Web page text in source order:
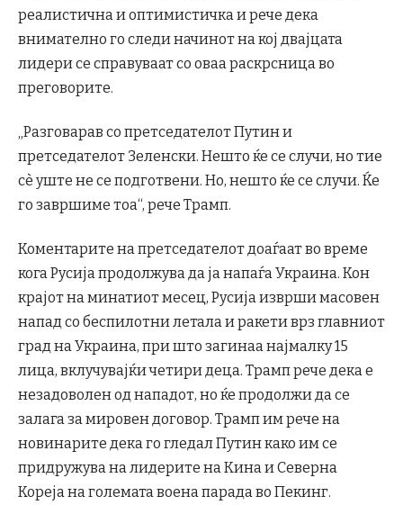
реалистична и оптимистичка и рече дека
внимателно го следи начинот на кој двајцата
лидери се справуваат со оваа раскрсница во
преговорите.
„Разговарав со претседателот Путин и
претседателот Зеленски. Нешто ќе се случи, но тие
сè уште не се подготвени. Но, нешто ќе се случи. Ќе
го завршиме тоа“, рече Трамп.
Коментарите на претседателот доаѓаат во време
кога Русија продолжува да ја напаѓа Украина. Кон
крајот на минатиот месец, Русија изврши масовен
напад со беспилотни летала и ракети врз главниот
град на Украина, при што загинаа најмалку 15
лица, вклучувајќи четири деца. Трамп рече дека е
незадоволен од нападот, но ќе продолжи да се
залага за мировен договор. Трамп им рече на
новинарите дека го гледал Путин како им се
придружува на лидерите на Кина и Северна
Кореја на големата воена парада во Пекинг.